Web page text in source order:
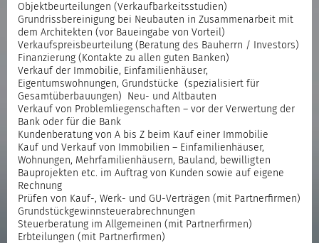
Objektbeurteilungen (Verkaufbarkeitsstudien)
Grundrissbereinigung bei Neubauten in Zusammenarbeit mit
dem Architekten (vor Baueingabe von Vorteil)
Verkaufspreisbeurteilung (Beratung des Bauherrn / Investors)
Finanzierung (Kontakte zu allen guten Banken)
Verkauf der Immobilie, Einfamilienhäuser,
Eigentumswohnungen, Grundstücke (spezialisiert für
Gesamtüberbauungen) Neu- und Altbauten
Verkauf von Problemliegenschaften – vor der Verwertung der
Bank oder für die Bank
Kundenberatung von A bis Z beim Kauf einer Immobilie
Kauf und Verkauf von Immobilien – Einfamilienhäuser,
Wohnungen, Mehrfamilienhäusern, Bauland, bewilligten
Bauprojekten etc. im Auftrag von Kunden sowie auf eigene
Rechnung
Prüfen von Kauf-, Werk- und GU-Verträgen (mit Partnerfirmen)
Grundstückgewinnsteuerabrechnungen
Steuerberatung im Allgemeinen (mit Partnerfirmen)
Erbteilungen (mit Partnerfirmen)